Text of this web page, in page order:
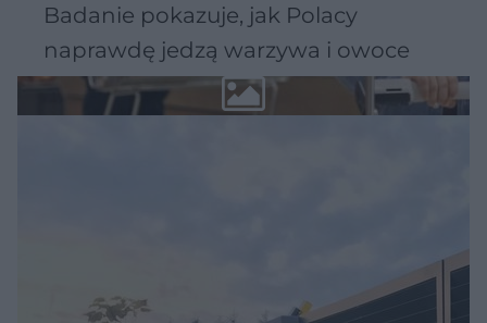
Badanie pokazuje, jak Polacy
naprawdę jedzą warzywa i owoce